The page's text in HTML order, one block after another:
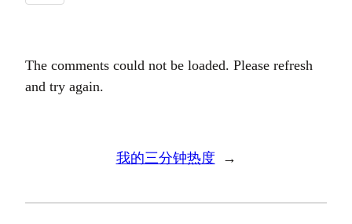
The comments could not be loaded. Please refresh
and try again.
我的三分钟热度 →